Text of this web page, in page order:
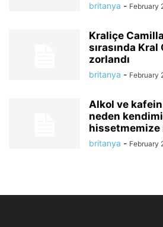
britanya - February
Kraliçe
sırasında Kral
zorlandı
britanya - February
Alkol ve
neden
hissetmemize
britanya - February